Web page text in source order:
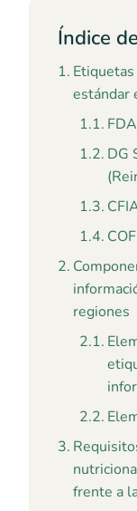
Índice
estándar
DG
regiones
frente a